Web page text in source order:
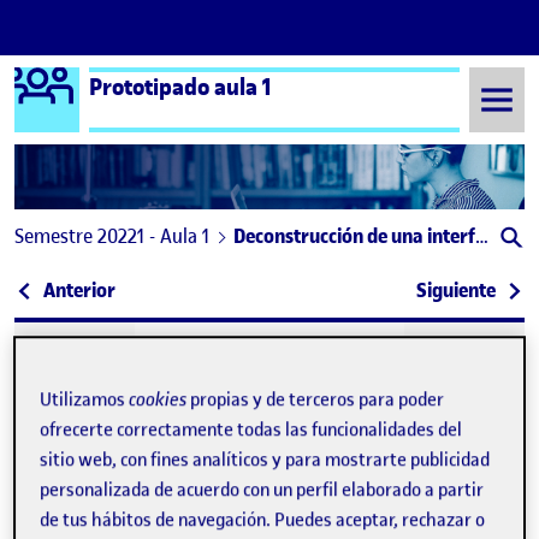
Saltar al contenido
Logo Ágora
Prototipado aula 1
Semestre 20221 - Aula 1 Deconstrucción de una interfaz gráfica
Navegación de entradas
Anterior: PEC 1: Deconstrucción de una interfaz gráfica
Siguiente:
Publicado por
Utilizamoscookies propias y de terceros para poder
ofrecerte correctamente todas las funcionalidades del
sitio web, con fines analíticos y para mostrarte publicidad
personalizada de acuerdo con un perfil elaborado a partir
de tus hábitos de navegación. Puedes aceptar, rechazar o